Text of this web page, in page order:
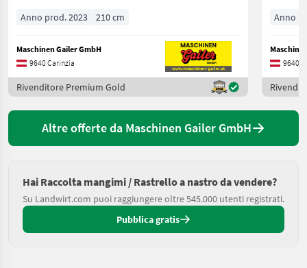
Anno prod. 2023 210 cm
Maschinen Gailer GmbH
9640 Carinzia
Rivenditore Premium Gold
Anno
9640
Altre offerte da Maschinen Gailer GmbH
Hai Raccolta mangimi / Rastrello a nastro da vendere?
Su Landwirt.com puoi raggiungere oltre 545.000 utenti registrati.
Pubblica gratis